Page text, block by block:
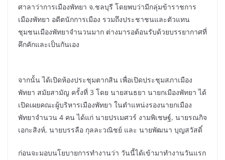
ศาลาว่าการเมืองพัทยา จ.ชลบุรี โดยพบว่ามีกลุ่มข้าราชการ
เมืองพัทยา อดีตนักการเมือง รวมถึงประชาชนและตัวแทน
ชุมชนเมืองพัทยาจำนวนมาก ต่างมารอต้อนรับด้วยบรรยากาศที่
คึกคักและเป็นกันเอง
จากนั้น ได้เปิดห้องประชุมตากสิน เพื่อเปิดประชุมสภาเมือง
พัทยา สมัยสามัญ ครั้งที่ 3 โดย นายสนธยา นายกเมืองพัทยา ได้
เปิดเผยคณะผู้บริหารเมืองพัทยา ในตำแหน่งรองนายกเมือง
พัทยาจำนวน 4 คน ได้แก่ นายปรเมศวร์ งามพิเชษฐ์, นายรณกิจ
เอกะสิงห์, นายบรรลือ กุลละวณิชย์ และ นายพัฒนา บุญสวัสดิ์
ก่อนจะมอบนโยบายการทำงานว่า วันนี้ได้เข้ามาทำงานวันแรก